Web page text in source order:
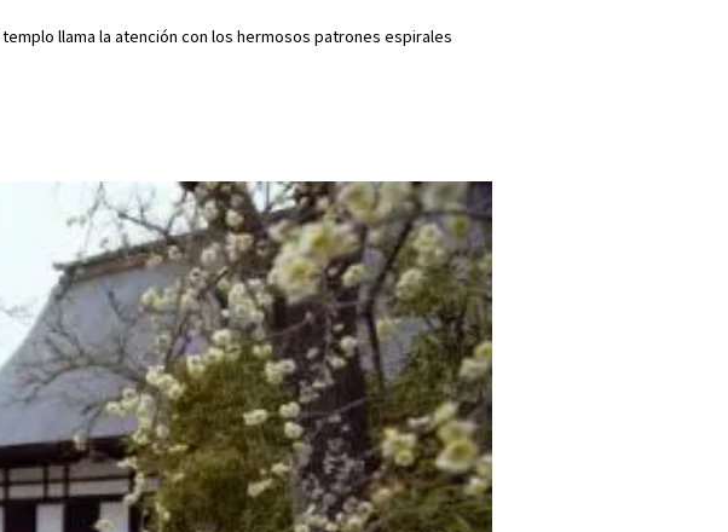
llama la atención con los hermosos patrones espirales